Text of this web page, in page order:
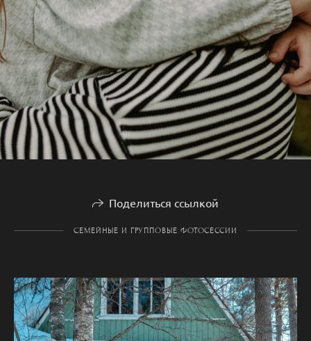
Поделиться ссылкой
СЕМЕЙНЫЕ И ГРУППОВЫЕ ФОТОСЕССИИ